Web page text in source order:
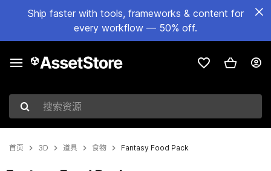
Ship faster with tools, frameworks & content for
every workflow — 50% off.
搜索资源
首页 3D 道具 食物 Fantasy Food Pack